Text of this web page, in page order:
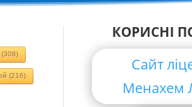
(308)
(216)
КОРИСНІ
Сайт
Менахем